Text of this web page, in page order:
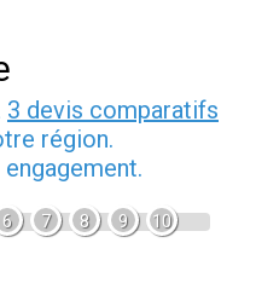
3 devis comparatifs
région.
6 7 8 9 10